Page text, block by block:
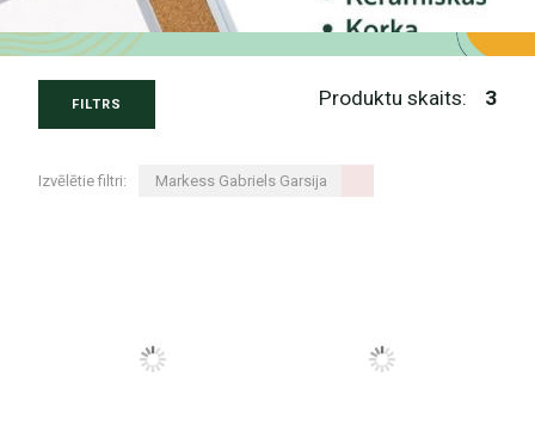
FILTRS Produktu skaits: 3
Izvēlētie filtri: Markess Gabriels Garsija